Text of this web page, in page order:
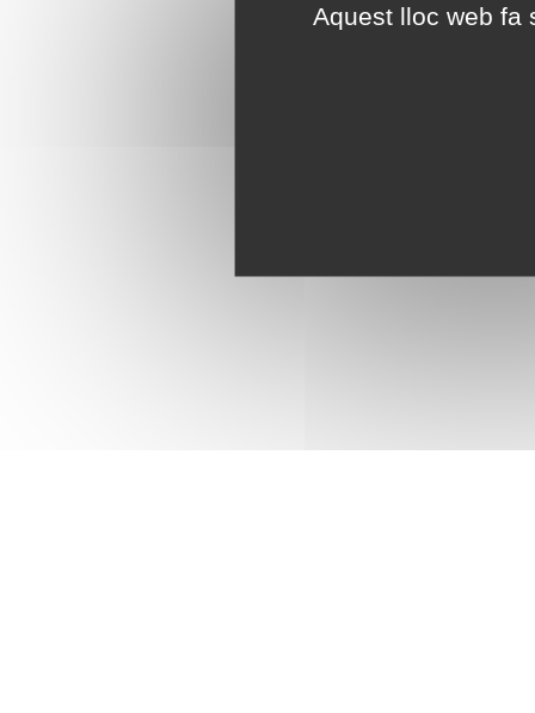
Aquest lloc web fa